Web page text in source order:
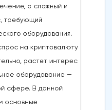
правило, по
и в определенное
торговые
Торговый
либо, когда ему
обычно либо
ценную бумагу
свои
а сложный и
требующий
оборудования.
на криптовалюту
растет интерес
оборудование —
сфере. В данной
основные